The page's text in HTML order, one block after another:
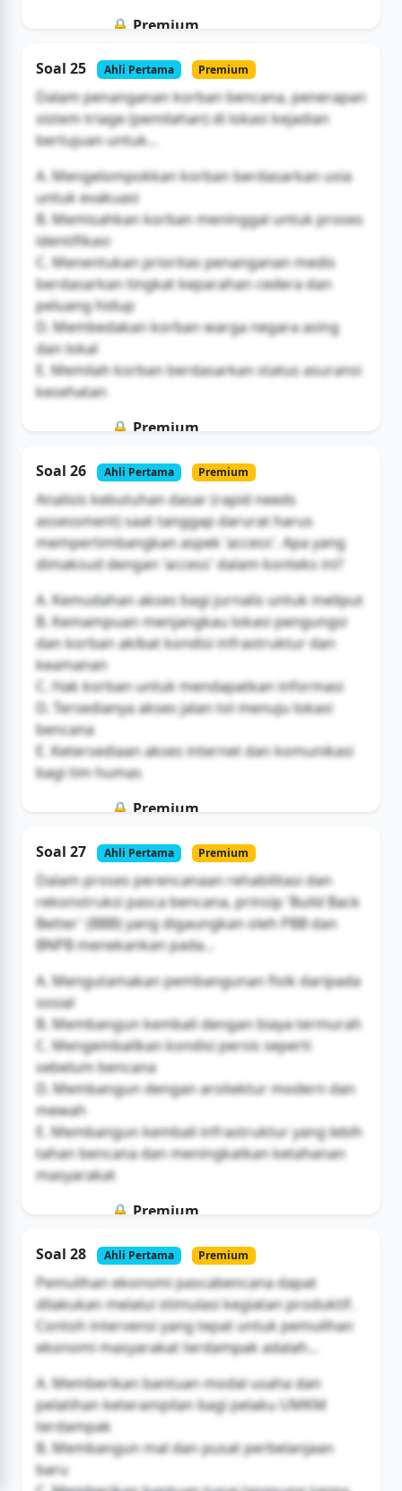
🔒 Premium
Buka Akses
Soal 25 Ahli Pertama Premium
Dalam penanganan korban bencana, penerapan
sistem triage (pemilahan) di lokasi kejadian
bertujuan untuk...
A. Mengelompokkan korban berdasarkan usia
untuk evakuasi
B. Memisahkan korban meninggal untuk proses
identifikasi
C. Menentukan prioritas penanganan medis
berdasarkan tingkat keparahan cedera dan
peluang hidup
D. Membedakan korban warga negara asing
dan lokal
E. Memilah korban berdasarkan status asuransi
kesehatan
🔒 Premium
Buka Akses
Soal 26 Ahli Pertama Premium
Analisis kebutuhan dasar (rapid needs
assessment) saat tanggap darurat harus
mempertimbangkan aspek 'access'. Apa yang
dimaksud dengan 'access' dalam konteks ini?
A. Kemudahan akses bagi jurnalis untuk meliput
B. Kemampuan menjangkau lokasi pengungsi
dan korban akibat kondisi infrastruktur dan
keamanan
C. Hak korban untuk mendapatkan informasi
D. Tersedianya akses jalan tol menuju lokasi
bencana
E. Ketersediaan akses internet dan komunikasi
bagi tim humas
🔒 Premium
Buka Akses
Soal 27 Ahli Pertama Premium
Dalam proses perencanaan rehabilitasi dan
rekonstruksi pasca bencana, prinsip 'Build Back
Better' (BBB) yang digaungkan oleh PBB dan
BNPB menekankan pada...
A. Mengutamakan pembangunan fisik daripada
sosial
B. Membangun kembali dengan biaya termurah
C. Mengembalikan kondisi persis seperti
sebelum bencana
D. Membangun dengan arsitektur modern dan
mewah
E. Membangun kembali infrastruktur yang lebih
tahan bencana dan meningkatkan ketahanan
masyarakat
🔒 Premium
Buka Akses
Soal 28 Ahli Pertama Premium
Pemulihan ekonomi pascabencana dapat
dilakukan melalui stimulasi kegiatan produktif.
Contoh intervensi yang tepat untuk pemulihan
ekonomi masyarakat terdampak adalah...
A. Memberikan bantuan modal usaha dan
pelatihan keterampilan bagi pelaku UMKM
terdampak
B. Membangun mal dan pusat perbelanjaan
baru